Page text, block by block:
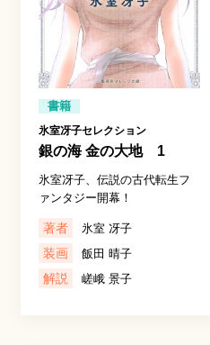
書籍
氷室冴子セレクション
銀の海 金の大地 1
氷室冴子、伝説の古代転生フ
ァンタジー開幕！
著者 氷室 冴子
装画 飯田 晴子
解説 嵯峨 景子